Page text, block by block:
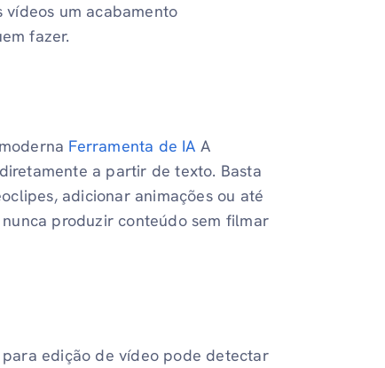
vídeos um acabamento
fazer.
Ferramenta de IA A
a partir de texto. Basta
adicionar animações ou até
produzir conteúdo sem filmar
edição de vídeo pode detectar